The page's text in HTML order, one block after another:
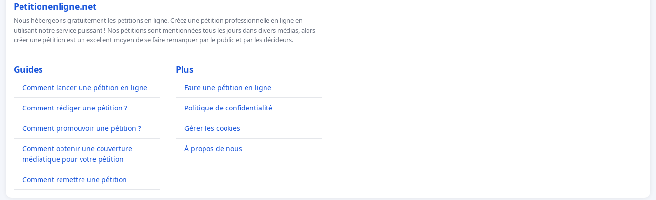
Petitionenligne.net
Nous hébergeons gratuitement les pétitions en ligne. Créez une pétition professionnelle en ligne en
utilisant notre service puissant ! Nos pétitions sont mentionnées tous les jours dans divers médias, alors
créer une pétition est un excellent moyen de se faire remarquer par le public et par les décideurs.
Guides
Comment lancer une pétition en ligne
Comment rédiger une pétition ?
Comment promouvoir une pétition ?
Comment obtenir une couverture
médiatique pour votre pétition
Comment remettre une pétition
Plus
Faire une pétition en ligne
Politique de confidentialité
Gérer les cookies
À propos de nous